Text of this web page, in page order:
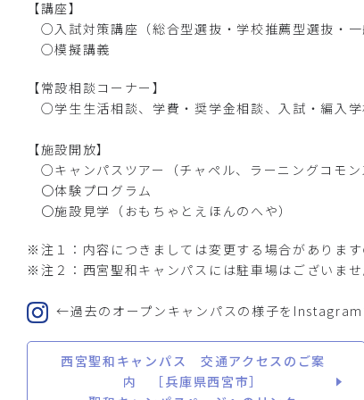
【講座】
○入試対策講座（総合型選抜・学校推薦型選抜・一
○模擬講義
【常設相談コーナー】
○学生生活相談、学費・奨学金相談、入試・編入学
【施設開放】
○キャンパスツアー（チャペル、ラーニングコモン
〇体験プログラム
〇施設見学（おもちゃとえほんのへや）
※注１：内容につきましては変更する場合があります
※注２：西宮聖和キャンパスには駐車場はございま
←過去のオープンキャンパスの様子をInstagram
西宮聖和キャンパス 交通アクセスのご案
内 ［兵庫県西宮市］